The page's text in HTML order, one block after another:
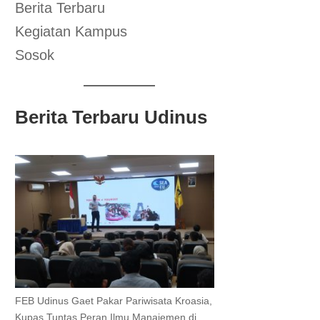
Berita Terbaru
Kegiatan Kampus
Sosok
Berita Terbaru Udinus
FEB Udinus Gaet Pakar Pariwisata Kroasia,
Kupas Tuntas Peran Ilmu Manajemen di